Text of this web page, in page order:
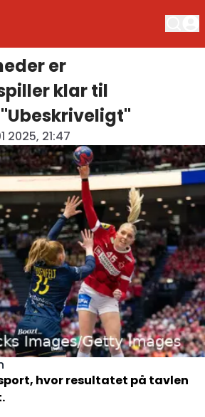
er
klar til
2025, 21:47
hvor resultatet på tavlen